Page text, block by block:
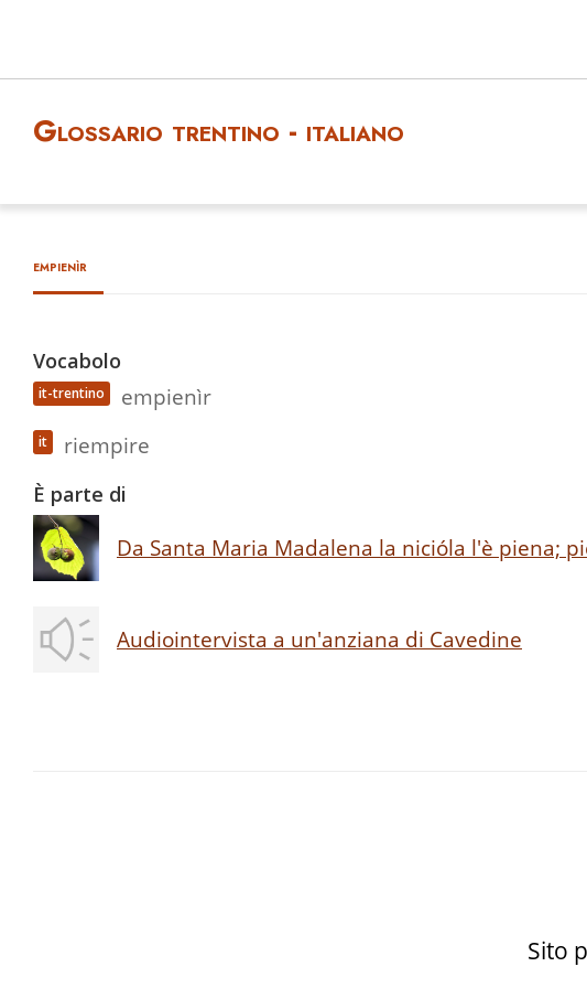
Glossario trentino - italiano
empienìr
Vocabolo
it-trentino empienìr
it riempire
È parte di
Da Santa Maria Madalena la nicióla l'è piena;
Audiointervista a un'anziana di Cavedine
Sito